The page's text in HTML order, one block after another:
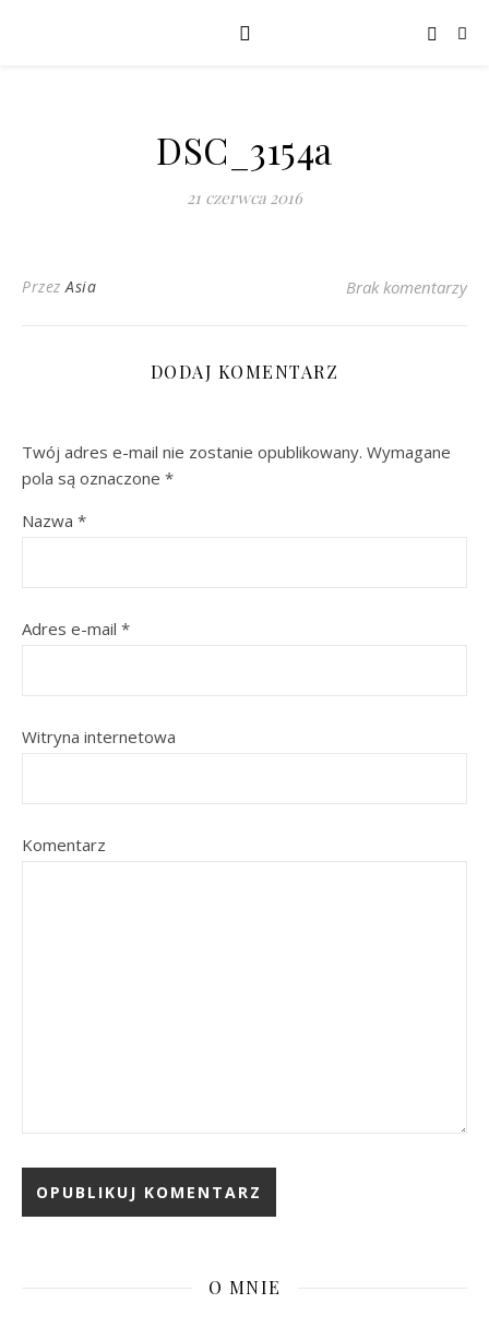
DSC_3154a
21 czerwca 2016
PrzezAsia Brak komentarzy
DODAJ KOMENTARZ
Twój adres e-mail nie zostanie opublikowany. Wymagane
pola są oznaczone *
Nazwa *
Adres e-mail *
Witryna internetowa
Komentarz
O MNIE